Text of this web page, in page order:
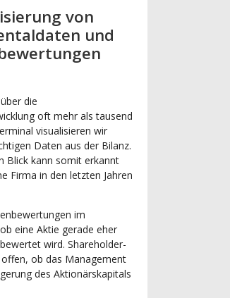
von
und
die
oft mehr als tausend
visualisieren wir
Daten aus der Bilanz.
Blick kann somit erkannt
Firma in den letzten Jahren
im
eine Aktie gerade eher
wird. Shareholder-
ob das Management
des Aktionärskapitals